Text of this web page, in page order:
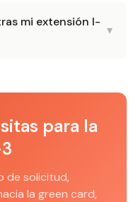
mi extensión I-
▾
para la
de solicitud,
la green card,